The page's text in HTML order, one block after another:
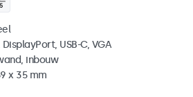
USB-C, VGA
inbouw
x 35 mm